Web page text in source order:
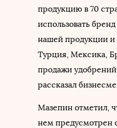
продукцию в 70
использовать
нашей продукции и
Турция, Мексика,
продажи
рассказал
Мазепин отметил,
нем предусмотрен